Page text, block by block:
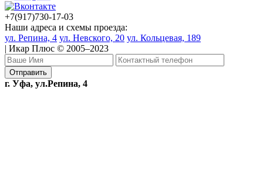
+7(917)730-17-03
Наши адреса и схемы проезда:
ул. Репина, 4 ул. Невского, 20 ул. Кольцевая, 189
| Икар Плюс © 2005–2023
г. Уфа, ул.Репина, 4